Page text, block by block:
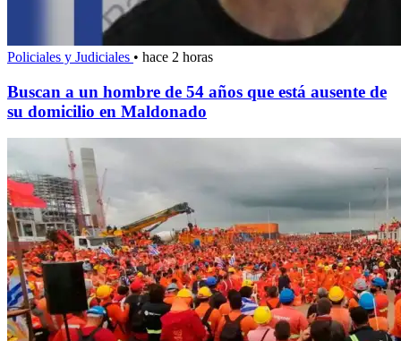
Policiales y Judiciales • hace 2 horas
Buscan a un hombre de 54 años que está ausente de
su domicilio en Maldonado